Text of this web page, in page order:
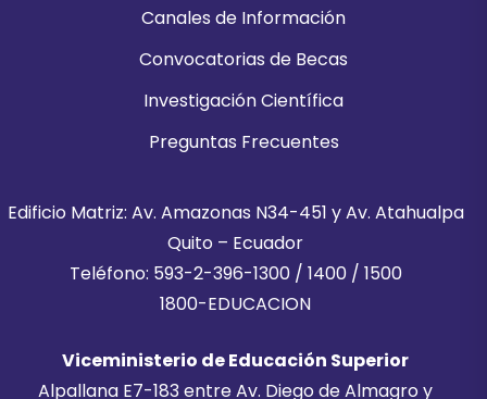
Canales de Información
Convocatorias de Becas
Investigación Científica
Preguntas Frecuentes
Edificio Matriz: Av. Amazonas N34-451 y Av. Atahualpa
Quito – Ecuador
Teléfono: 593-2-396-1300 / 1400 / 1500
1800-EDUCACION
Viceministerio de Educación Superior
Alpallana E7-183 entre Av. Diego de Almagro y